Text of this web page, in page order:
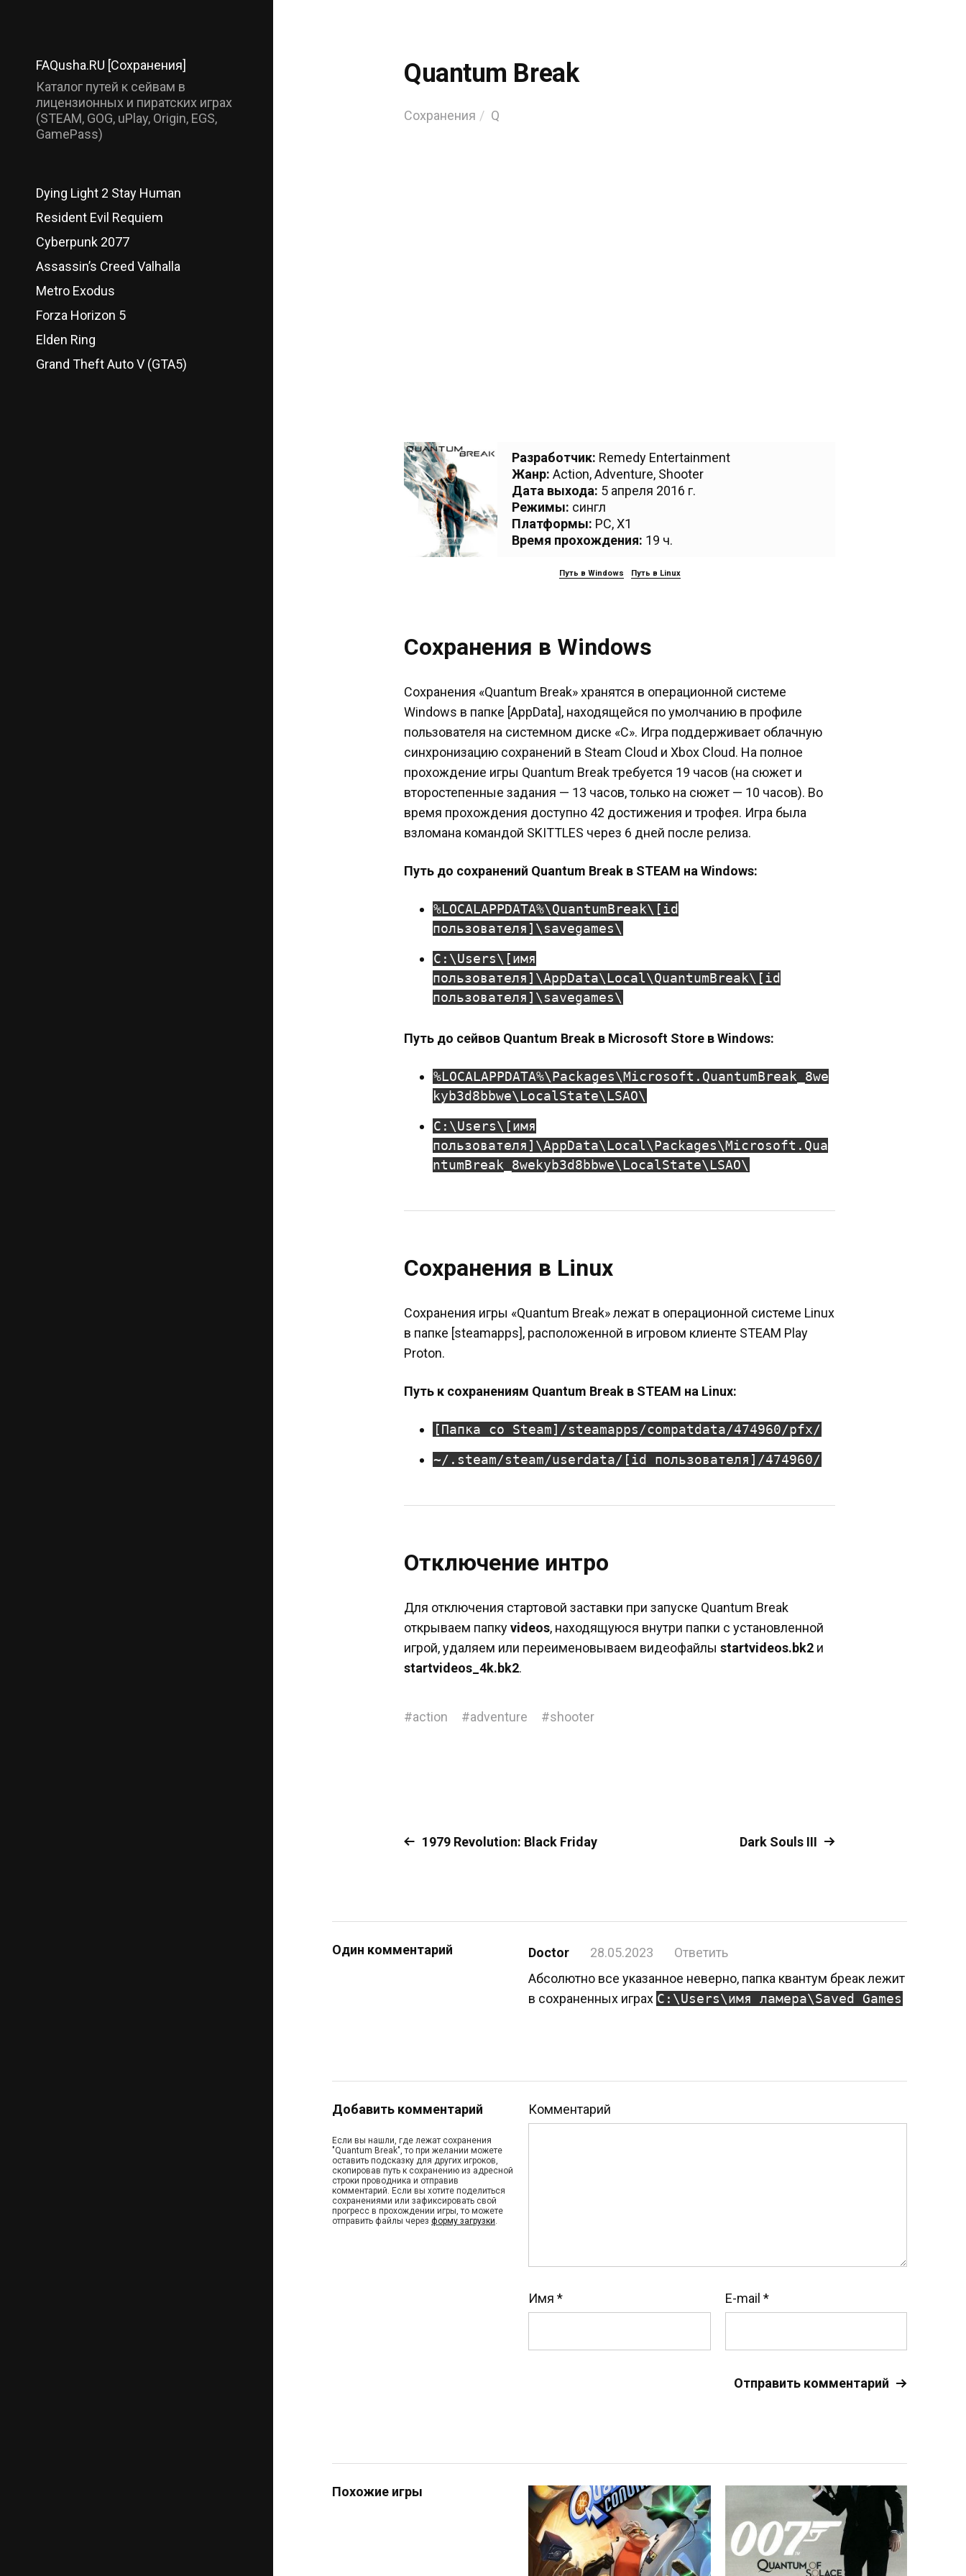
FAQusha.RU [Сохранения]
Каталог путей к сейвам в
лицензионных и пиратских играх
(STEAM, GOG, uPlay, Origin, EGS,
GamePass)
Dying Light 2 Stay Human
Resident Evil Requiem
Cyberpunk 2077
Assassin’s Creed Valhalla
Metro Exodus
Forza Horizon 5
Elden Ring
Grand Theft Auto V (GTA5)
Quantum Break
Сохранения Q
Разработчик: Remedy Entertainment
Жанр: Action,Adventure, Shooter
Дата выхода: 5 апреля 2016 г.
Режимы: сингл
Платформы: PC,X1
Время прохождения: 19 ч.
Путь в Windows Путь в Linux
Сохранения в Windows
Сохранения «Quantum Break» хранятся в операционной системе
Windows в папке [AppData], находящейся по умолчанию в профиле
пользователя на системном диске «C». Игра поддерживает облачную
синхронизацию сохранений в Steam Cloud и Xbox Cloud. На полное
прохождение игры Quantum Break требуется 19 часов (на сюжет и
второстепенные задания — 13 часов, только на сюжет — 10 часов). Во
время прохождения доступно 42 достижения и трофея. Игра была
взломана командой SKITTLES через 6 дней после релиза.
Путь до сохранений Quantum Break в STEAM на Windows:
%LOCALAPPDATA%\QuantumBreak\[id
пользователя]\savegames\
C:\Users\[имя
пользователя]\AppData\Local\QuantumBreak\[id
пользователя]\savegames\
Путь до сейвов Quantum Break в Microsoft Store в Windows:
%LOCALAPPDATA%\Packages\Microsoft.QuantumBreak_8we
kyb3d8bbwe\LocalState\LSAO\
C:\Users\[имя
пользователя]\AppData\Local\Packages\Microsoft.Qua
ntumBreak_8wekyb3d8bbwe\LocalState\LSAO\
Сохранения в Linux
Сохранения игры «Quantum Break» лежат в операционной системе Linux
в папке [steamapps], расположенной в игровом клиенте STEAM Play
Proton.
Путь к сохранениям Quantum Break в STEAM на Linux:
[Папка со Steam]/steamapps/compatdata/474960/pfx/
~/.steam/steam/userdata/[id пользователя]/474960/
Отключение интро
Для отключения стартовой заставки при запуске Quantum Break
открываем папкуvideos, находящуюся внутри папки с установленной
игрой, удаляем или переименовываем видеофайлы startvideos.bk2 и
startvideos_4k.bk2.
#action #adventure #shooter
1979 Revolution: Black Friday Dark Souls III
Один комментарий Doctor 28.05.2023
Ответить
Абсолютно все указанное неверно, папка квантум бреак лежит
в сохраненных играх C:\Users\имя ламера\Saved Games
Добавить комментарий
Если вы нашли, где лежат сохранения
"Quantum Break", то при желании можете
оставить подсказку для других игроков,
скопировав путь к сохранению из адресной
строки проводника и отправив
комментарий. Если вы хотите поделиться
сохранениями или зафиксировать свой
прогресс в прохождении игры, то можете
отправить файлы через форму загрузки.
Комментарий
Имя * E-mail *
Похожие игры